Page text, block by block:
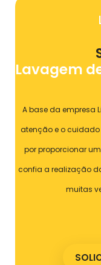
Lavagem
A base da empresa
atenção e o
por proporcionar
confia a realização
muitas